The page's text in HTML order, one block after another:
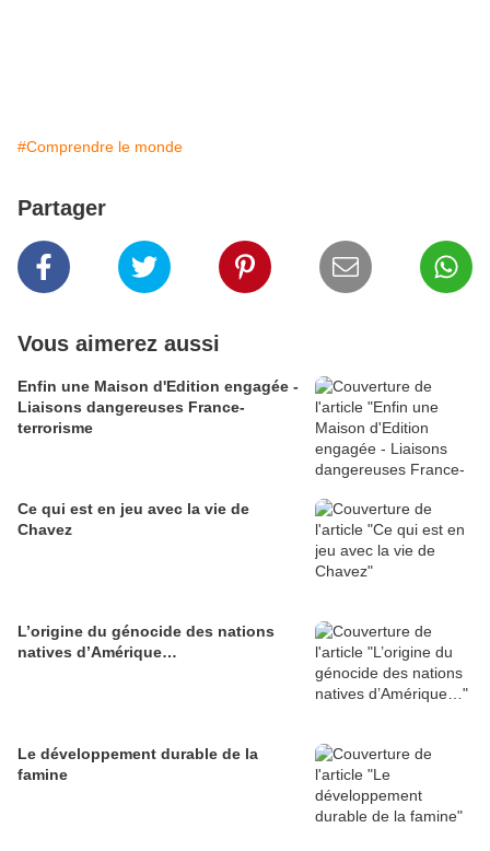
#Comprendre le monde
Partager
Vous aimerez aussi
Enfin une Maison d'Edition engagée -
Liaisons dangereuses France-
terrorisme
Ce qui est en jeu avec la vie de
Chavez
L’origine du génocide des nations
natives d’Amérique…
Le développement durable de la
famine